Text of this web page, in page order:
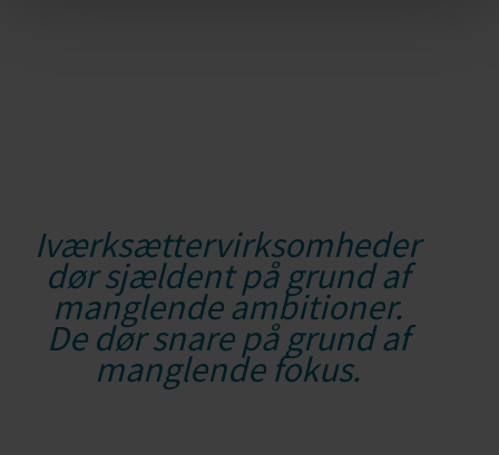
Iværksættervirksomheder
dør sjældent på grund af
manglende ambitioner.
De dør snare på grund af
manglende fokus.